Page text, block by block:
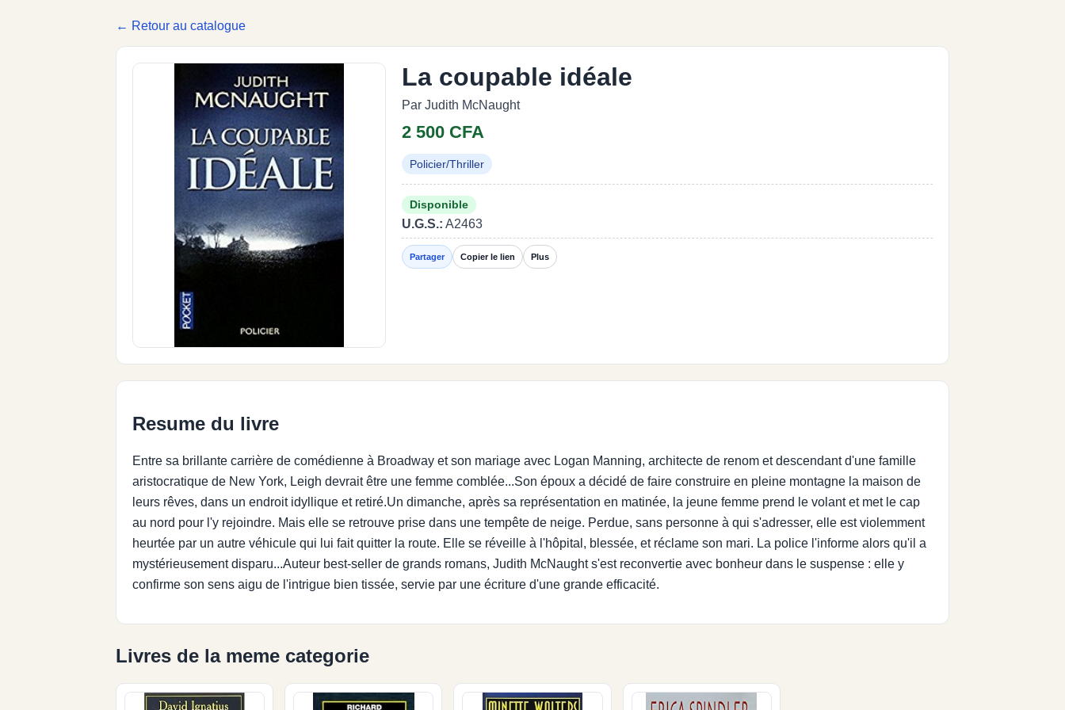
← Retour au catalogue
La coupable idéale
Par Judith McNaught
2 500 CFA
Policier/Thriller
Disponible
U.G.S.: A2463
Partager Copier le lien Plus
Resume du livre
Entre sa brillante carrière de comédienne à Broadway et son mariage avec Logan Manning, architecte de renom et descendant d'une famille
aristocratique de New York, Leigh devrait être une femme comblée...Son époux a décidé de faire construire en pleine montagne la maison de
leurs rêves, dans un endroit idyllique et retiré.Un dimanche, après sa représentation en matinée, la jeune femme prend le volant et met le cap
au nord pour l'y rejoindre. Mais elle se retrouve prise dans une tempête de neige. Perdue, sans personne à qui s'adresser, elle est violemment
heurtée par un autre véhicule qui lui fait quitter la route. Elle se réveille à l'hôpital, blessée, et réclame son mari. La police l'informe alors qu'il a
mystérieusement disparu...Auteur best-seller de grands romans, Judith McNaught s'est reconvertie avec bonheur dans le suspense : elle y
confirme son sens aigu de l'intrigue bien tissée, servie par une écriture d'une grande efficacité.
Livres de la meme categorie